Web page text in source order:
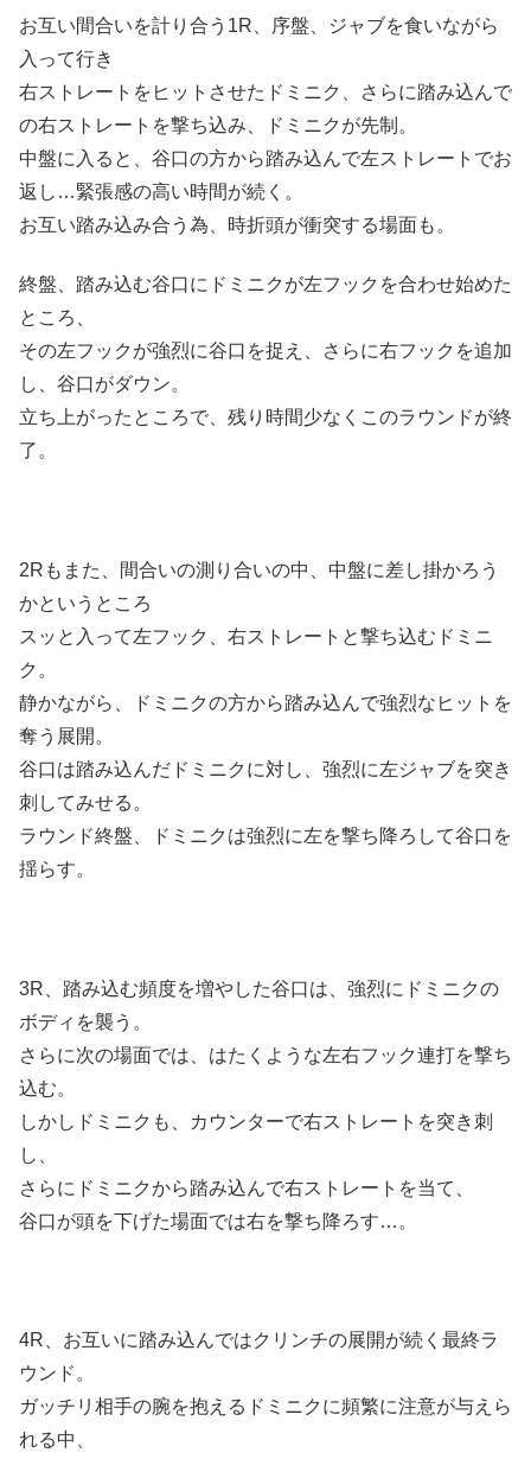
お互い間合いを計り合う1R、序盤、ジャブを食いながら
入って行き
右ストレートをヒットさせたドミニク、さらに踏み込んで
の右ストレートを撃ち込み、ドミニクが先制。
中盤に入ると、谷口の方から踏み込んで左ストレートでお
返し…緊張感の高い時間が続く。
お互い踏み込み合う為、時折頭が衝突する場面も。
終盤、踏み込む谷口にドミニクが左フックを合わせ始めた
ところ、
その左フックが強烈に谷口を捉え、さらに右フックを追加
し、谷口がダウン。
立ち上がったところで、残り時間少なくこのラウンドが終
了。
2Rもまた、間合いの測り合いの中、中盤に差し掛かろう
かというところ
スッと入って左フック、右ストレートと撃ち込むドミニ
ク。
静かながら、ドミニクの方から踏み込んで強烈なヒットを
奪う展開。
谷口は踏み込んだドミニクに対し、強烈に左ジャブを突き
刺してみせる。
ラウンド終盤、ドミニクは強烈に左を撃ち降ろして谷口を
揺らす。
3R、踏み込む頻度を増やした谷口は、強烈にドミニクの
ボディを襲う。
さらに次の場面では、はたくような左右フック連打を撃ち
込む。
しかしドミニクも、カウンターで右ストレートを突き刺
し、
さらにドミニクから踏み込んで右ストレートを当て、
谷口が頭を下げた場面では右を撃ち降ろす…。
4R、お互いに踏み込んではクリンチの展開が続く最終ラ
ウンド。
ガッチリ相手の腕を抱えるドミニクに頻繁に注意が与えら
れる中、